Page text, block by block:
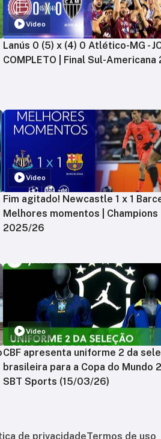
Vídeo
Lanús 0 (5) x (4) 0 Atlético-MG -
COMPLETO | Final Sul-Americana
Vídeo
Fim agitado! Newcastle 1 x 1
Melhores momentos | Champions
2025/26
Vídeo
CBF apresenta uniforme 2 da
brasileira para a Copa do Mundo
SBT Sports (15/03/26)
de privacidadeTermos de uso